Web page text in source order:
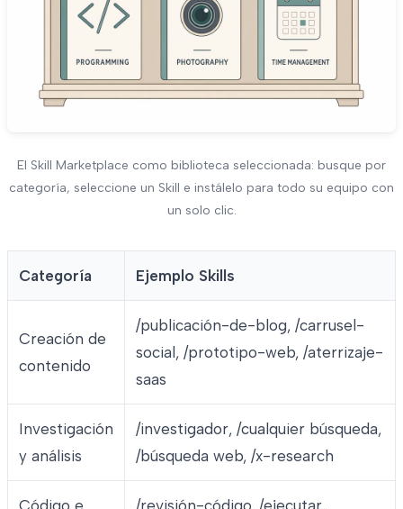
El Skill Marketplace como biblioteca seleccionada: busque por
categoría, seleccione un Skill e instálelo para todo su equipo con
un solo clic.
Categoría Ejemplo Skills
Creación de
contenido
/publicación-de-blog, /carrusel-
social, /prototipo-web, /aterrizaje-
saas
Investigación
y análisis
/investigador, /cualquier búsqueda,
/búsqueda web, /x-research
Código e
/revisión-código, /ejecutar,